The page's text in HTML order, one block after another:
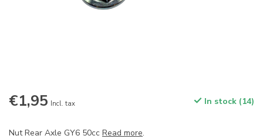
€1,95 Incl. tax In stock (14)
Nut Rear Axle GY6 50cc Read more.